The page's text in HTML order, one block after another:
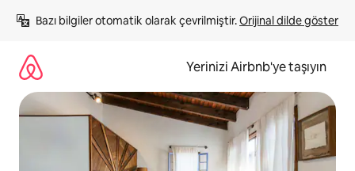
atla
Bazı bilgiler otomatik olarak çevrilmiştir. Orijinal dilde göster
Yerinizi Airbnb'ye taşıyın